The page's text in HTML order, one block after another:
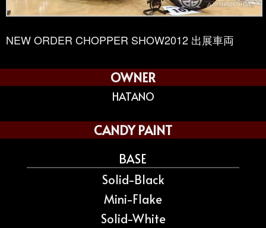
NEW ORDER CHOPPER SHOW2012 出展車両
OWNER
HATANO
CANDY PAINT
BASE
Solid-Black
Mini-Flake
Solid-White